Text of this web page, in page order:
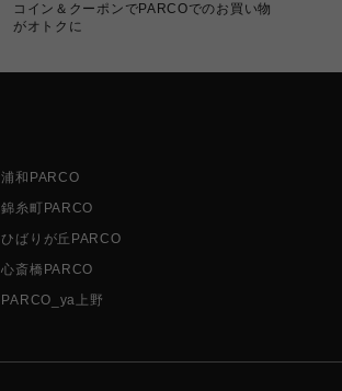
コイン＆クーポンでPARCOでのお買い物
がオトクに
浦和PARCO
錦糸町PARCO
ひばりが丘PARCO
心斎橋PARCO
PARCO_ya上野